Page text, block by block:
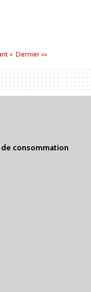
» Dernier
Dernier »»
consommation